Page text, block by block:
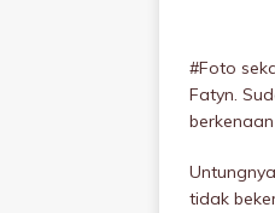
#Foto
Fatyn.
tidak